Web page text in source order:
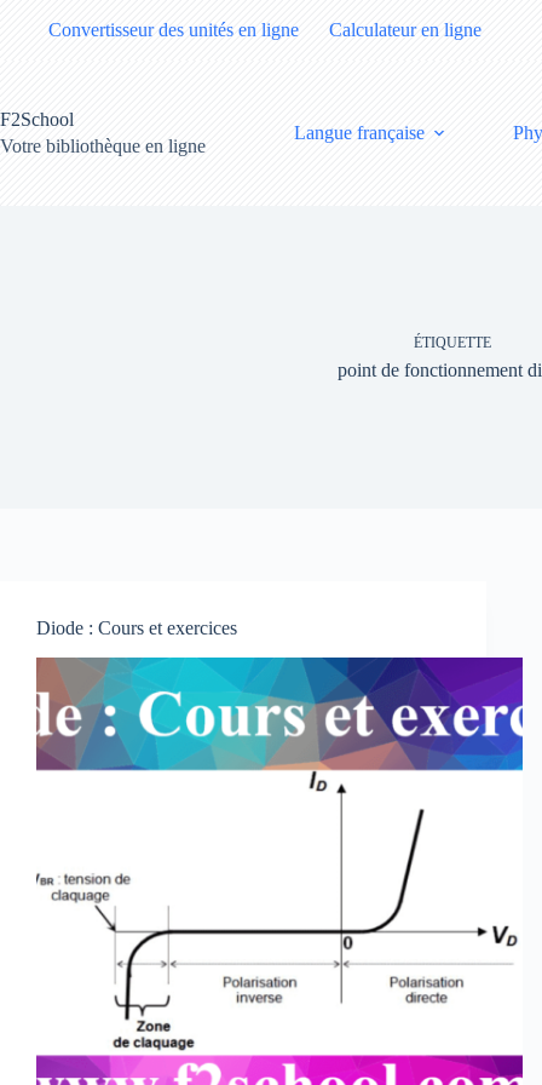
Convertisseur des unités en ligne Calculateur en ligne
F2School
Votre bibliothèque en ligne
Langue française
ÉTIQUETTE
point de fonctionnement
Diode : Cours et exercices